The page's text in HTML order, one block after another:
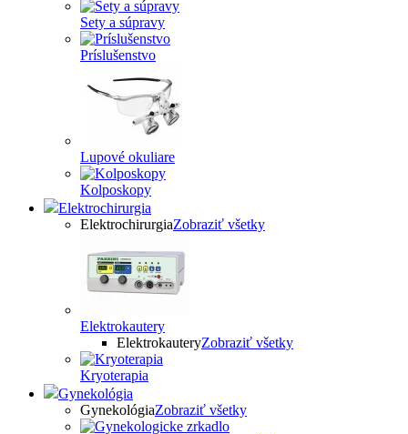
Sety a súpravy
Príslušenstvo
Lupové okuliare
Kolposkopy
Elektrochirurgia
ElektrochirurgiaZobraziť všetky
Elektrokautery
ElektrokauteryZobraziť všetky
Kryoterapia
Gynekológia
GynekológiaZobraziť všetky